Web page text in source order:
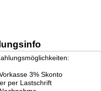
3% Skonto
per Lastschrift